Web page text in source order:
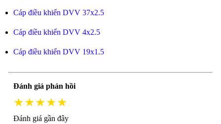
Cáp điều khiển DVV 37x2.5
Cáp điều khiển DVV 4x2.5
Cáp điều khiển DVV 19x1.5
Đánh giá phản hồi
★★★★★
Đánh giá gần đây